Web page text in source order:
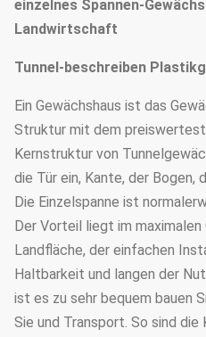
einzelnes Spannen-
Landwirtschaft
Tunnel-beschreiben
Ein Gewächshaus ist das
Struktur mit dem
Kernstruktur von
die Tür ein, Kante, der Bogen,
Die Einzelspanne ist
Der Vorteil liegt im maximalen
Landfläche, der einfachen
Haltbarkeit und langen der
ist es zu sehr bequem bauen
Sie und Transport. So sind die